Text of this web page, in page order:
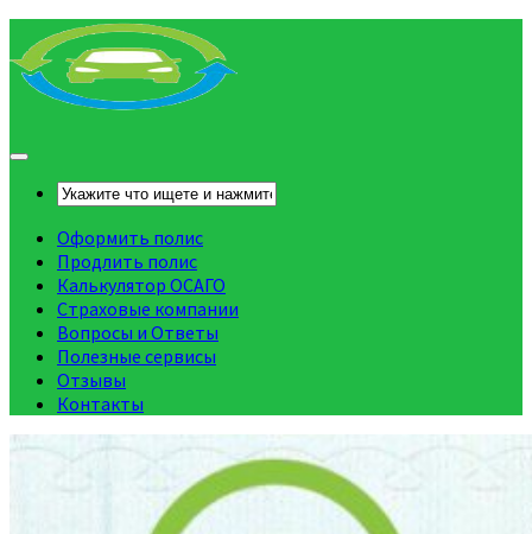
Оформить полис
Продлить полис
Калькулятор ОСАГО
Страховые компании
Вопросы и Ответы
Полезные сервисы
Отзывы
Контакты